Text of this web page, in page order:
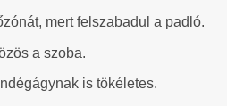
mert felszabadul a padló.
a szoba.
is tökéletes.